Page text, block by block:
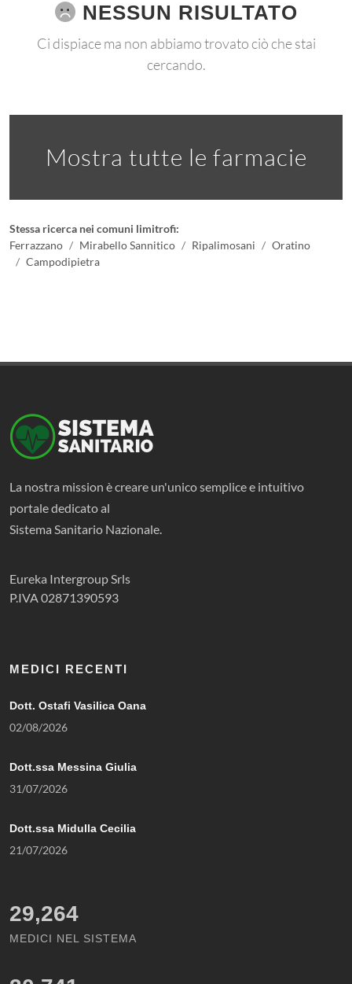
NESSUN RISULTATO
Ci dispiace ma non abbiamo trovato ciò che stai
cercando.
Mostra tutte le farmacie
Stessa ricerca nei comuni limitrofi:
Ferrazzano
Mirabello Sannitico Ripalimosani
Oratino
Campodipietra
La nostra mission è creare un'unico semplice e intuitivo
portale dedicato al
Sistema Sanitario Nazionale.
Eureka Intergroup Srls
P.IVA 02871390593
MEDICI RECENTI
Dott. Ostafi Vasilica Oana
02/08/2026
Dott.ssa Messina Giulia
31/07/2026
Dott.ssa Midulla Cecilia
21/07/2026
29,264
MEDICI NEL SISTEMA